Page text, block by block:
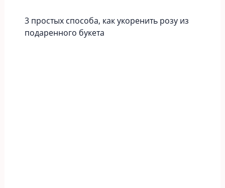
3 простых способа, как укоренить розу из
подаренного букета